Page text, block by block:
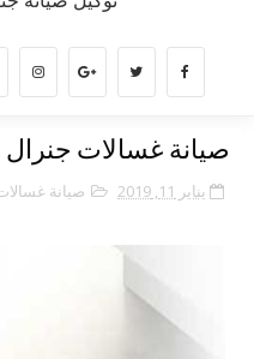
صيانة غسالات
يناير 11, 2019 صيانة